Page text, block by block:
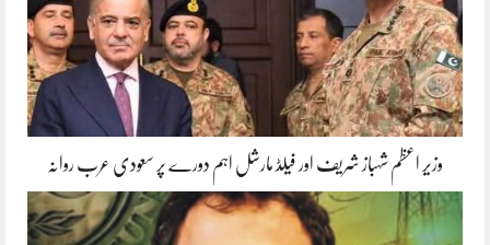
وزیر اعظم شہباز شریف اور فیلڈ مارشل اہم دورے پر سعودی عرب روانہ